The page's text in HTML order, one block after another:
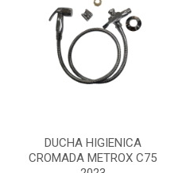
DUCHA HIGIENICA
CROMADA METROX C75